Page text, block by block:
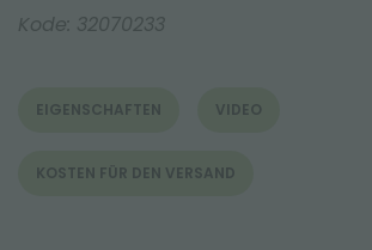
Kode: 32070233
EIGENSCHAFTEN VIDEO
KOSTEN FÜR DEN VERSAND